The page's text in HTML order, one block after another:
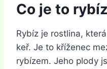
Co je to
Rybíz je rostlina,
keř. Je to kříženec
rybízem. Jeho plody